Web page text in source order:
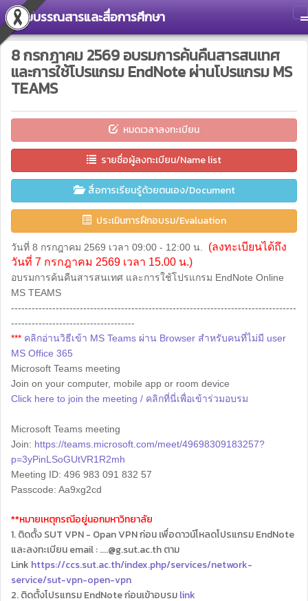
ศูนย์บรรณสารและสื่อการศึกษา
8 กรกฎาคม 2569 อบรมการค้นคืนสารสนเทศ
และการใช้โปรแกรม EndNote ผ่านโปรแกรม MS
TEAMS
หมดเวลาลงทะเบียน
รายชื่อผู้ลงทะเบียน/Name list
สื่อการเรียนรู้ด้วยตนเอง/Document
ประเมินการฝึกอบรม/Evaluation
วันที่ 8 กรกฎาคม 2569 เวลา 09:00 - 12:00 น. (ลงทะเบียนได้ถึง
วันที่ 7 กรกฎาคม 2569 เวลา 15.00 น.)
อบรมการค้นคืนสารสนเทศ และการใช้โปรแกรม EndNote Online
MS TEAMS
-----------------------------------------------------------------------------------
------------------------------------
*** คลิกอ่านวิธีเข้า MS Teams ผ่าน Browser สำหรับคนที่ไม่มี user
MS Office 365
Microsoft Teams meeting
Join on your computer, mobile app or room device
Click here to join the meeting / คลิกที่นี่เพื่อเข้าร่วมอบรม
Microsoft Teams meeting
Join: https://teams.microsoft.com/meet/49698309183257?
p=3yPinLSoGUtVR1R2mh
Meeting ID: 496 983 091 832 57
Passcode: Aa9xg2cd
**หมายเหตุกรณีอยู่นอกมหาวิทยาลัย
1. ติดตั้ง SUT VPN - Opan VPN ก่อน เพื่อดาวน์โหลดโปรแกรม EndNote
และลงทะเบียน email : ....@g.sut.ac.th ตาม
Link https://ccs.sut.ac.th/index.php/services/network-
service/sut-vpn-open-vpn
2. ติดตั้งโปรแกรม EndNote ก่อนเข้าอบรมlink